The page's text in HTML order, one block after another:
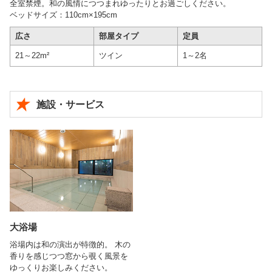
全室禁煙。和の風情につつまれゆったりとお過ごしください。
ベッドサイズ：110cm×195cm
広さ 部屋タイプ 定員
21～22m² ツイン 1～2名
施設・サービス
大浴場
浴場内は和の演出が特徴的。 木の
香りを感じつつ窓から覗く風景を
ゆっくりお楽しみください。